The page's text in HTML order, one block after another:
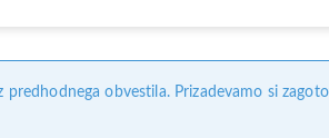
obvestila. Prizadevamo si